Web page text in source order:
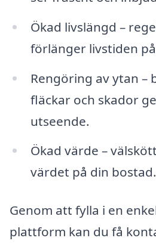
Ökad livslängd –
förlänger livstiden
Rengöring av ytan –
fläckar och skador
utseende.
Ökad värde –
värdet på din bostad.
Genom att fylla i en
plattform kan du få